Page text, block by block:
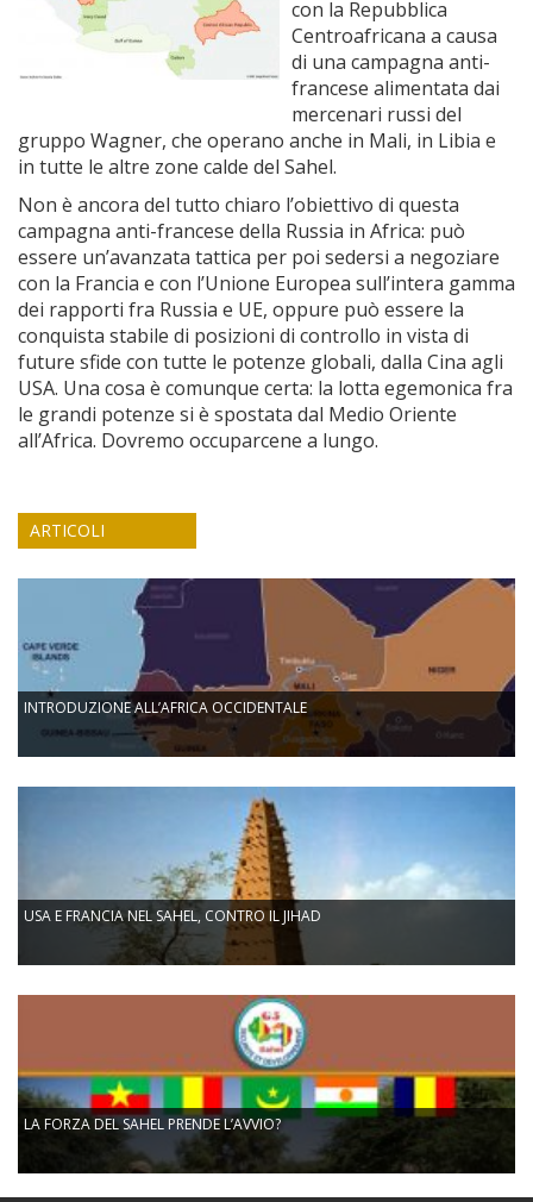
con la Repubblica
Centroafricana a causa
di una campagna anti-
francese alimentata dai
mercenari russi del
gruppo Wagner, che operano anche in Mali, in Libia e
in tutte le altre zone calde del Sahel.
Non è ancora del tutto chiaro l’obiettivo di questa
campagna anti-francese della Russia in Africa: può
essere un’avanzata tattica per poi sedersi a negoziare
con la Francia e con l’Unione Europea sull’intera gamma
dei rapporti fra Russia e UE, oppure può essere la
conquista stabile di posizioni di controllo in vista di
future sfide con tutte le potenze globali, dalla Cina agli
USA. Una cosa è comunque certa: la lotta egemonica fra
le grandi potenze si è spostata dal Medio Oriente
all’Africa. Dovremo occuparcene a lungo.
ARTICOLI
INTRODUZIONE ALL’AFRICA OCCIDENTALE
USA E FRANCIA NEL SAHEL, CONTRO IL JIHAD
LA FORZA DEL SAHEL PRENDE L’AVVIO?